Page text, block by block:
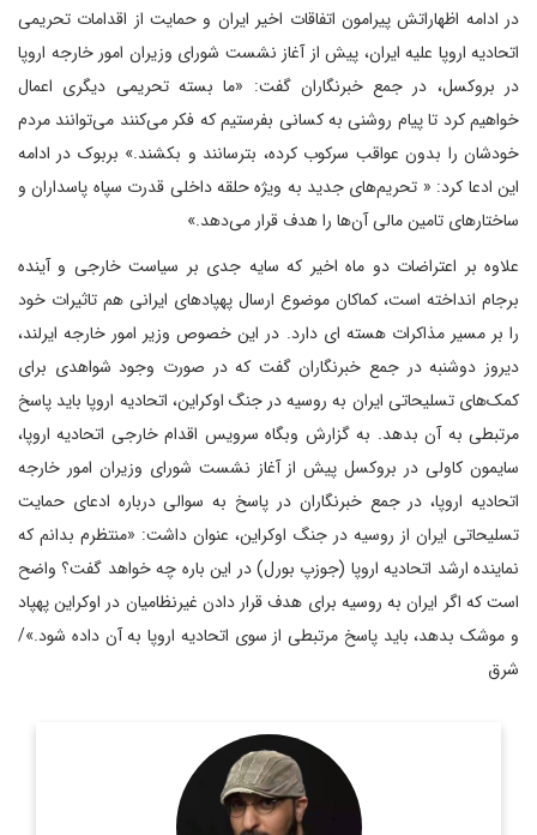
در ادامه اظهاراتش پیرامون اتفاقات اخیر ایران و حمایت از اقدامات تحریمی
اتحادیه اروپا علیه ایران، پیش از آغاز نشست شورای وزیران امور خارجه اروپا
در بروکسل، در جمع خبرنگاران گفت: «ما بسته تحریمی دیگری اعمال
خواهیم کرد تا پیام روشنی به کسانی بفرستیم که فکر می‌کنند می‌توانند مردم
خودشان را بدون عواقب سرکوب کرده، بترسانند و بکشند.» بربوک در ادامه
این ادعا کرد: « تحریم‌های جدید به ویژه حلقه داخلی قدرت سپاه پاسداران و
ساختارهای تامین مالی آن‌ها را هدف قرار می‌دهد.»
علاوه بر اعتراضات دو ماه اخیر که سایه جدی بر سیاست خارجی و آینده
برجام انداخته است، کماکان موضوع ارسال پهپادهای ایرانی هم تاثیرات خود
را بر مسیر مذاکرات هسته ای دارد. در این خصوص وزیر امور خارجه ایرلند،
دیروز دوشنبه در جمع خبرنگاران گفت که در صورت وجود شواهدی برای
کمک‌های تسلیحاتی ایران به روسیه در جنگ اوکراین، اتحادیه اروپا باید پاسخ
مرتبطی به آن بدهد. به گزارش وبگاه سرویس اقدام خارجی اتحادیه اروپا،
سایمون کاولی در بروکسل پیش از آغاز نشست شورای وزیران امور خارجه
اتحادیه اروپا، در جمع خبرنگاران در پاسخ به سوالی درباره ادعای حمایت
تسلیحاتی ایران از روسیه در جنگ اوکراین، عنوان داشت: «منتظرم بدانم که
نماینده ارشد اتحادیه اروپا (جوزپ بورل) در این باره چه خواهد گفت؟ واضح
است که اگر ایران به روسیه برای هدف قرار دادن غیرنظامیان در اوکراین پهپاد
و موشک‌ بدهد، باید پاسخ مرتبطی از سوی اتحادیه اروپا به آن داده شود.»/
شرق
روزنامه نگار و کارشناس ارشد روزنامه نگاری سیاسی و عضو
تحریریه دیپلماسی ایرانی.